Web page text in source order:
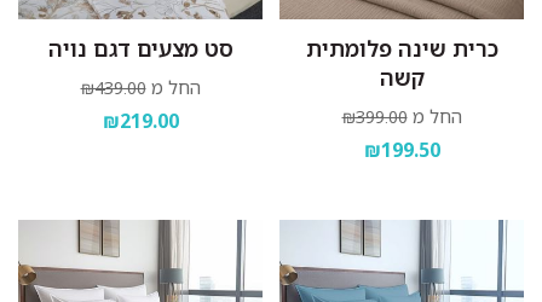
כרית שינה פלומתית
קשה
החל מ ₪399.00
₪199.50
סט מצעים דגם נויה
החל מ ₪439.00
₪219.00